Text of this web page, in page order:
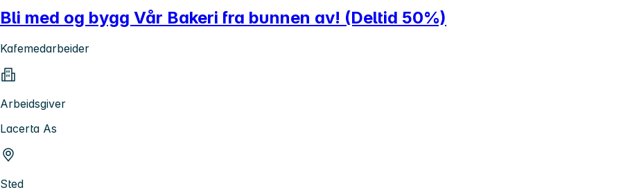
Bli med og bygg Vår Bakeri fra bunnen av! (Deltid 50%)
Kafemedarbeider
Arbeidsgiver
Lacerta As
Sted